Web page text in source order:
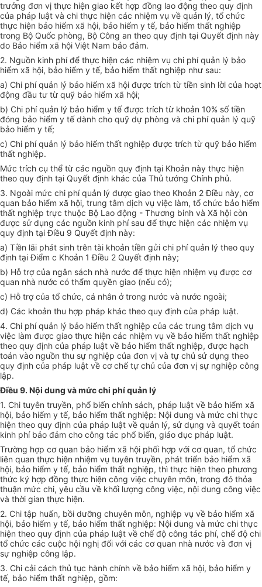
trưởng đơn vị thực hiện giao kết hợp đồng lao động theo quy định
của pháp luật và chi thực hiện các nhiệm vụ về quản lý, tổ chức
thực hiện bảo hiểm xã hội, bảo hiểm y tế, bảo hiểm thất nghiệp
trong Bộ Quốc phòng, Bộ Công an theo quy định tại Quyết định này
do Bảo hiểm xã hội Việt Nam bảo đảm.
2. Nguồn kinh phí để thực hiện các nhiệm vụ chi phí quản lý bảo
hiểm xã hội, bảo hiểm y tế, bảo hiểm thất nghiệp như sau:
a) Chi phí quản lý bảo hiểm xã hội được trích từ tiền sinh lời của hoạt
động đầu tư từ quỹ bảo hiểm xã hội;
b) Chi phí quản lý bảo hiểm y tế được trích từ khoản 10% số tiền
đóng bảo hiểm y tế dành cho quỹ dự phòng và chi phí quản lý quỹ
bảo hiểm y tế;
c) Chi phí quản lý bảo hiểm thất nghiệp được trích từ quỹ bảo hiểm
thất nghiệp.
Mức trích cụ thể từ các nguồn quy định tại Khoản này thực hiện
theo quy định tại Quyết định khác của Thủ tướng Chính phủ.
3. Ngoài mức chi phí quản lý được giao theo Khoản 2 Điều này, cơ
quan bảo hiểm xã hội, trung tâm dịch vụ việc làm, tổ chức bảo hiểm
thất nghiệp trực thuộc Bộ Lao động - Thương binh và Xã hội còn
được sử dụng các nguồn kinh phí sau để thực hiện các nhiệm vụ
quy định tại Điều 9 Quyết định này:
a) Tiền lãi phát sinh trên tài khoản tiền gửi chi phí quản lý theo quy
định tại Điểm c Khoản 1 Điều 2 Quyết định này;
b) Hỗ trợcủa ngân sách nhà nước để thực hiện nhiệm vụ được cơ
quan nhà nước có thẩm quyền giao (nếu có);
c) Hỗ trợ của tổ chức, cá nhân ở trong nước và nước ngoài;
d) Các khoản thu hợp pháp khác theo quy định của pháp luật.
4. Chi phí quản lý bảo hiểm thất nghiệp của các trung tâm dịch vụ
việc làm được giao thực hiện các nhiệm vụ về bảo hiểm thất nghiệp
theo quy định của pháp luật về bảo hiểm thất nghiệp, được hạch
toán vào nguồn thu sự nghiệp của đơn vị và tự chủ sử dụng theo
quy định của pháp luật về cơ chế tự chủ của đơn vị sự nghiệp công
lập.
Điều 9. Nội dung và mức chi phí quản lý
1. Chi tuyên truyền, phổ biến chính sách, pháp luật về bảo hiểm xã
hội, bảo hiểm y tế, bảo hiểm thất nghiệp: Nội dung và mức chi thực
hiện theo quy định của pháp luật về quản lý, sử dụng và quyết toán
kinh phí bảo đảm cho công tác phổ biến, giáo dục pháp luật.
Trường hợp cơ quan bảo hiểm xã hội phối hợp với cơ quan, tổ chức
liên quan thực hiện nhiệm vụ tuyên truyền, phát triển bảo hiểm xã
hội, bảo hiểm y tế, bảo hiểm thất nghiệp, thì thực hiện theo phương
thức ký hợp đồng thực hiện công việc chuyên môn, trong đó thỏa
thuận mức chi, yêu cầu về khối lượng công việc, nội dung công việc
và thời gian thực hiện.
2. Chi tập huấn, bồi dưỡng chuyên môn, nghiệp vụ về bảo hiểm xã
hội, bảo hiểm y tế, bảo hiểm thất nghiệp: Nội dung và mức chi thực
hiện theo quy định của pháp luật về chế độ công tác phí, chế độ chi
tổ chức các cuộc hội nghị đối với các cơ quan nhà nước và đơn vị
sự nghiệp công lập.
3. Chi cải cách thủ tục hành chính về bảo hiểm xã hội, bảo hiểm y
tế, bảo hiểm thất nghiệp, gồm: